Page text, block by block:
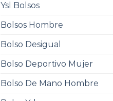
Ysl Bolsos
Bolsos Hombre
Bolso Desigual
Bolso Deportivo Mujer
Bolso De Mano Hombre